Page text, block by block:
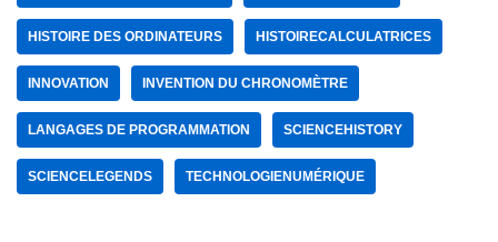
HISTOIRE DES ORDINATEURS HISTOIRECALCULATRICES
INNOVATION INVENTION DU CHRONOMÈTRE
LANGAGES DE PROGRAMMATION SCIENCEHISTORY
SCIENCELEGENDS TECHNOLOGIENUMÉRIQUE